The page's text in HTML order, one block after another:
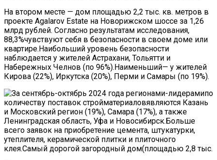
На втором месте — дом площадью 2,2 тыс. кв. метров в
проекте Agalarov Estate на Новорижском шоссе за 1,26
млрд рублей. Согласно результатам исследования,
88,3%чувствуют себя в безопасности в своем доме или
квартире.Наибольший уровень безопасности
наблюдается у жителей Астрахани, Тольятти и
Набережных Челнов (по 96%).Наименьший— у жителей
Кирова (22%), Иркутска (20%), Перми и Самары (по 19%).